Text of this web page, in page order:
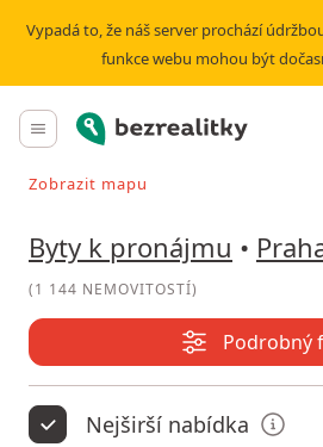
Vypadá to, že náš server prochází
funkce webu mohou být
Hlavní menu
Bezrealitky
Vyhledávat při
Zobrazit mapu
Byty k pronájmu •
(1 144 NEMOVITOSTÍ)
Podrobný
Nejširší nabídka